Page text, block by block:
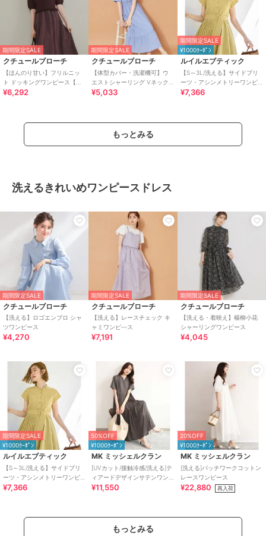
期間限定SALE
クチュールブローチ
【ほんのり甘い】フリルニッ
ト ドッキングワンピース【洗
濯機可】
¥6,292
期間限定SALE
クチュールブローチ
【体型カバー・洗濯機可】ウ
エストシャーリング Vネック
ワンピース
¥5,033
期間限定SALE
¥1000ｸｰﾎﾟﾝ
ルイルエブティック
【S～3L/洗える】サイドプリ
ーツ・アシンメトリーワンピ
ース
¥7,366
もっとみる
洗えるきれいめワンピースドレス
期間限定SALE
クチュールブローチ
【洗える】ロゴエンブロ シャ
ツワンピース
¥4,270
期間限定SALE
クチュールブローチ
【洗える】レースチェック キ
ャミワンピ―ス
¥7,191
期間限定SALE
クチュールブローチ
【洗える・着映え】楊柳小花
シャーリングワンピース
¥4,045
期間限定SALE
¥1000ｸｰﾎﾟﾝ
ルイルエブティック
【S～3L/洗える】サイドプリ
ーツ・アシンメトリーワンピ
ース
¥7,366
50%OFF
¥1000ｸｰﾎﾟﾝ
MK ミッシェルクラン
[UVカット/接触冷感/洗える]テ
ィアードデザインサテンワン
ピース
¥11,550
20%OFF
¥1000ｸｰﾎﾟﾝ
MK ミッシェルクラン
[洗える]パッチワークコットン
レースワンピース
¥22,880 再入荷
もっとみる